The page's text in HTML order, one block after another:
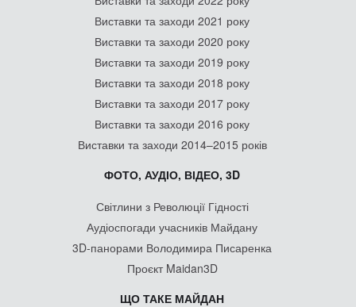
Виставки та заходи 2021 року
Виставки та заходи 2020 року
Виставки та заходи 2019 року
Виставки та заходи 2018 року
Виставки та заходи 2017 року
Виставки та заходи 2016 року
Виставки та заходи 2014–2015 років
ФОТО, АУДІО, ВІДЕО, 3D
Світлини з Революції Гідності
Аудіоспогади учасників Майдану
3D-панорами Володимира Писаренка
Проєкт Maidan3D
ЩО ТАКЕ МАЙДАН